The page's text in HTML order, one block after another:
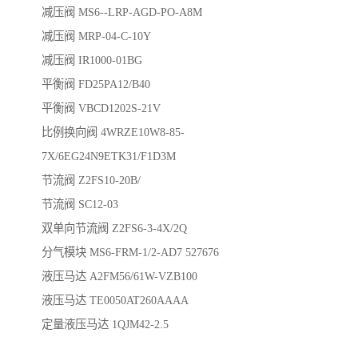
减压阀 MS6--LRP-AGD-PO-A8M
减压阀 MRP-04-C-10Y
减压阀 IR1000-01BG
平衡阀 FD25PA12/B40
平衡阀 VBCD1202S-21V
比例换向阀 4WRZE10W8-85-
7X/6EG24N9ETK31/F1D3M
节流阀 Z2FS10-20B/
节流阀 SC12-03
双单向节流阀 Z2FS6-3-4X/2Q
分气模块 MS6-FRM-1/2-AD7 527676
液压马达 A2FM56/61W-VZB100
液压马达 TE0050AT260AAAA
定量液压马达 1QJM42-2.5